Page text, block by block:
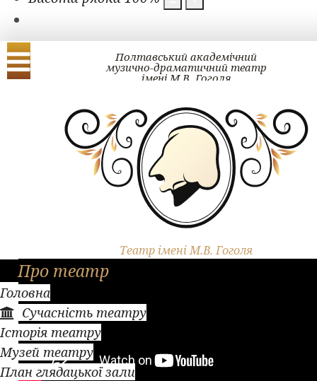
Театр імені М.В. Гоголя
Про театр
Головна
Сучасність театру
Історія театру
Музей театру
План глядацької зали
Полтавський академічний
музично-драматичний театр
імені М.В. Гоголя
Проект